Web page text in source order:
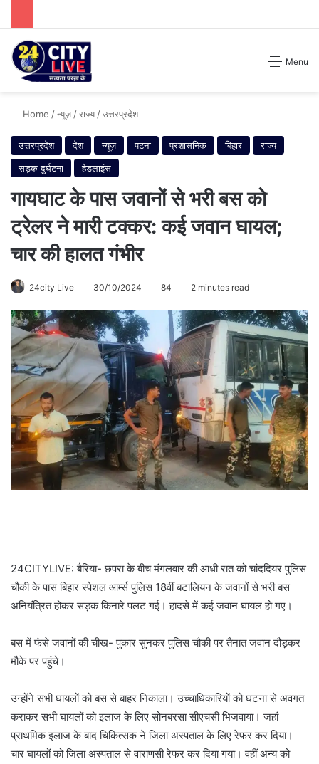
Menu
Search for
Home /न्यूज़ /राज्य /उत्तरप्रदेश
उत्तरप्रदेश देश न्यूज़ पटना प्रशासनिक बिहार
राज्य
सड़क दुर्घटना
हेडलाइंस
गायघाट के पास जवानों से भरी बस को
ट्रेलर ने मारी टक्कर: कई जवान घायल;
चार की हालत गंभीर
24city Live 30/10/2024 84 2 minutes read
24CITYLIVE: बैरिया- छपरा के बीच मंगलवार की आधी रात को चांददियर पुलिस
चौकी के पास बिहार स्पेशल आर्म्स पुलिस 18वीं बटालियन के जवानों से भरी बस
अनियंत्रित होकर सड़क किनारे पलट गई। हादसे में कई जवान घायल हो गए।
बस में फंसे जवानों की चीख- पुकार सुनकर पुलिस चौकी पर तैनात जवान दौड़कर
मौके पर पहुंचे।
उन्होंने सभी घायलों को बस से बाहर निकाला। उच्चाधिकारियों को घटना से अवगत
कराकर सभी घायलों को इलाज के लिए सोनबरसा सीएचसी भिजवाया। जहां
प्राथमिक इलाज के बाद चिकित्सक ने जिला अस्पताल के लिए रेफर कर दिया।
चार घायलों को जिला अस्पताल से वाराणसी रेफर कर दिया गया। वहीं अन्य को